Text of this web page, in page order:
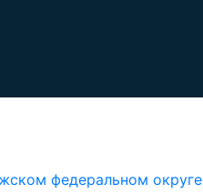
федеральном округе